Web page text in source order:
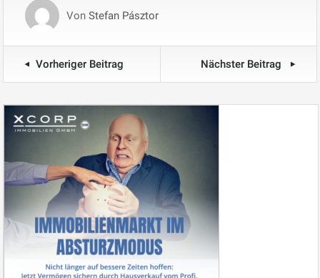
Von Stefan Pásztor
Vorheriger Beitrag Nächster Beitrag